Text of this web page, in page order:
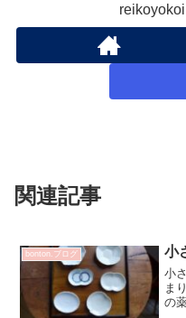
関連記事
bonton.ブログ 小
小
ま
の